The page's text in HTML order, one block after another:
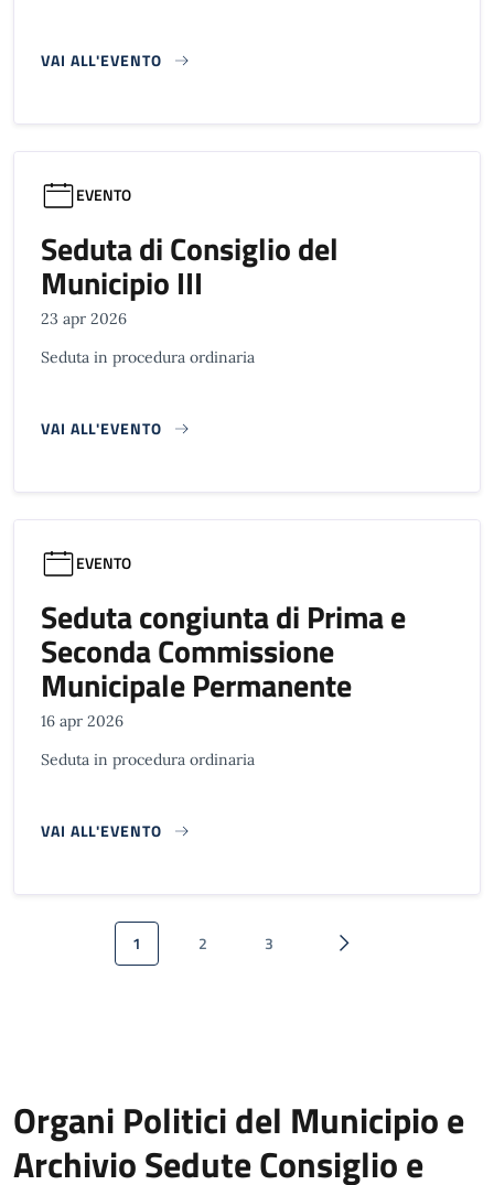
VAI ALL'EVENTO
EVENTO
Seduta di Consiglio del
Municipio III
23 apr 2026
Seduta in procedura ordinaria
VAI ALL'EVENTO
EVENTO
Seduta congiunta di Prima e
Seconda Commissione
Municipale Permanente
16 apr 2026
Seduta in procedura ordinaria
VAI ALL'EVENTO
Paginazione
Pagina attuale
1 Pagina
2 Pagina
3 Pagina successiva
Organi Politici del Municipio e
Archivio Sedute Consiglio e